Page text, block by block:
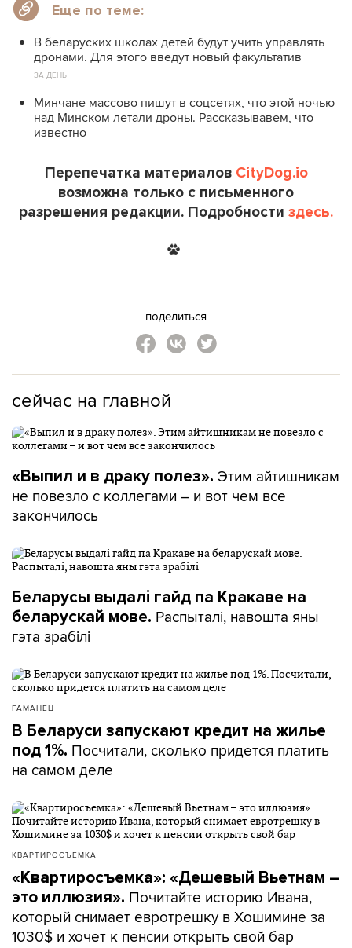
Еще по теме:
В беларуских школах детей будут учить управлять
дронами. Для этого введут новый факультатив
ЗА ДЕНЬ
Минчане массово пишут в соцсетях, что этой ночью
над Минском летали дроны. Рассказывавем, что
известно
Перепечатка материалов CityDog.io
возможна только с письменного
разрешения редакции. Подробности здесь.
поделиться
сейчас на главной
«Выпил и в драку полез». Этим айтишникам
не повезло с коллегами – и вот чем все
закончилось
Беларусы выдалі гайд па Кракаве на
беларускай мове. Распыталі, навошта яны
гэта зрабілі
ГАМАНЕЦ
В Беларуси запускают кредит на жилье
под 1%. Посчитали, сколько придется платить
на самом деле
КВАРТИРОСЪЕМКА
«Квартиросъемка»: «Дешевый Вьетнам –
это иллюзия». Почитайте историю Ивана,
который снимает евротрешку в Хошимине за
1030$ и хочет к пенсии открыть свой бар